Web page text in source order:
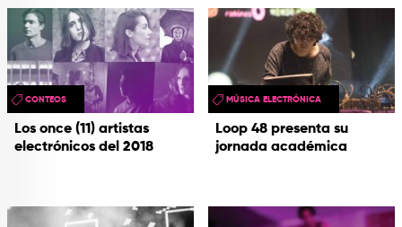
Los once (11) artistas
electrónicos del 2018
CONTEOS
Loop 48 presenta su
jornada académica
MÚSICA ELECTRÓNICA